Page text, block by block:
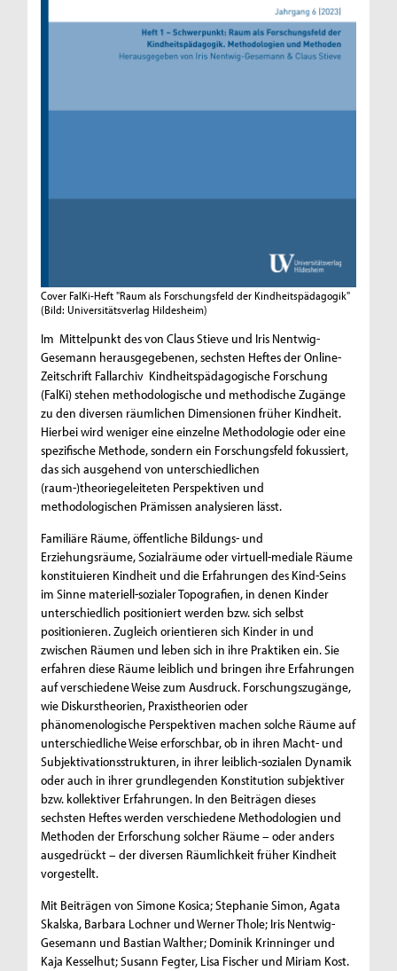
Cover FalKi-Heft "Raum als Forschungsfeld der Kindheitspädagogik"
(Bild: Universitätsverlag Hildesheim)
Im Mittelpunkt des von Claus Stieve und Iris Nentwig-
Gesemann herausgegebenen, sechsten Heftes der Online-
Zeitschrift Fallarchiv Kindheitspädagogische Forschung
(FalKi) stehen methodologische und methodische Zugänge
zu den diversen räumlichen Dimensionen früher Kindheit.
Hierbei wird weniger eine einzelne Methodologie oder eine
spezifische Methode, sondern ein Forschungsfeld fokussiert,
das sich ausgehend von unterschiedlichen
(raum-)theoriegeleiteten Perspektiven und
methodologischen Prämissen analysieren lässt.
Familiäre Räume, öffentliche Bildungs- und
Erziehungsräume, Sozialräume oder virtuell-mediale Räume
konstituieren Kindheit und die Erfahrungen des Kind-Seins
im Sinne materiell-sozialer Topografien, in denen Kinder
unterschiedlich positioniert werden bzw. sich selbst
positionieren. Zugleich orientieren sich Kinder in und
zwischen Räumen und leben sich in ihre Praktiken ein. Sie
erfahren diese Räume leiblich und bringen ihre Erfahrungen
auf verschiedene Weise zum Ausdruck. Forschungszugänge,
wie Diskurstheorien, Praxistheorien oder
phänomenologische Perspektiven machen solche Räume auf
unterschiedliche Weise erforschbar, ob in ihren Macht- und
Subjektivationsstrukturen, in ihrer leiblich-sozialen Dynamik
oder auch in ihrer grundlegenden Konstitution subjektiver
bzw. kollektiver Erfahrungen. In den Beiträgen dieses
sechsten Heftes werden verschiedene Methodologien und
Methoden der Erforschung solcher Räume – oder anders
ausgedrückt – der diversen Räumlichkeit früher Kindheit
vorgestellt.
Mit Beiträgen von Simone Kosica; Stephanie Simon, Agata
Skalska, Barbara Lochner und Werner Thole; Iris Nentwig-
Gesemann und Bastian Walther; Dominik Krinninger und
Kaja Kesselhut; Susann Fegter, Lisa Fischer und Miriam Kost.